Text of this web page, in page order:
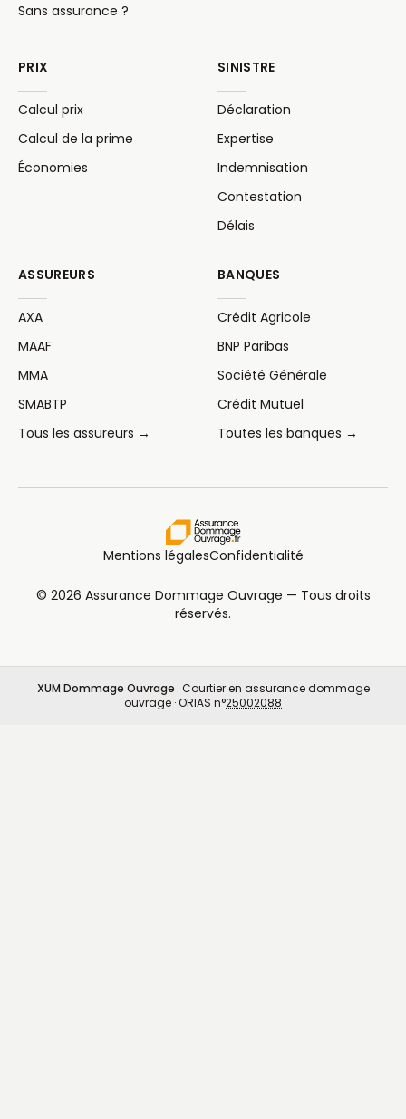
Sans assurance ?
PRIX
Calcul prix
Calcul de la prime
Économies
SINISTRE
Déclaration
Expertise
Indemnisation
Contestation
Délais
ASSUREURS
AXA
MAAF
MMA
SMABTP
Tous les assureurs →
BANQUES
Crédit Agricole
BNP Paribas
Société Générale
Crédit Mutuel
Toutes les banques →
Mentions légalesConfidentialité
© 2026 Assurance Dommage Ouvrage — Tous droits
réservés.
XUM Dommage Ouvrage · Courtier en assurance dommage
ouvrage · ORIAS n°25002088